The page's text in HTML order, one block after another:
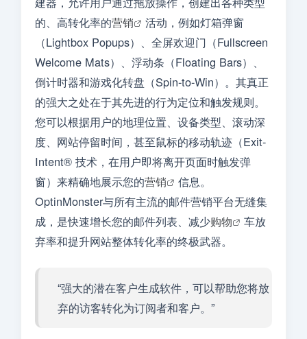
的、高转化率的营销
活动，例如灯箱弹窗
（Lightbox Popups）、全屏欢迎门（Fullscreen
Welcome Mats）、浮动条（Floating Bars）、
倒计时器和游戏化转盘（Spin-to-Win）。其真正
的强大之处在于其先进的行为定位和触发规则。
您可以根据用户的地理位置、设备类型、滚动深
度、网站停留时间，甚至鼠标的移动轨迹（Exit-
Intent® 技术，在用户即将离开页面时触发弹
窗）来精确地展示您的营销
信息。
OptinMonster与所有主流的邮件营销平台无缝集
成，是快速增长您的邮件列表、减少购物
车放
弃率和提升网站整体转化率的终极武器。
“强大的潜在客户生成软件，可以帮助您将放
弃的访客转化为订阅者和客户。”